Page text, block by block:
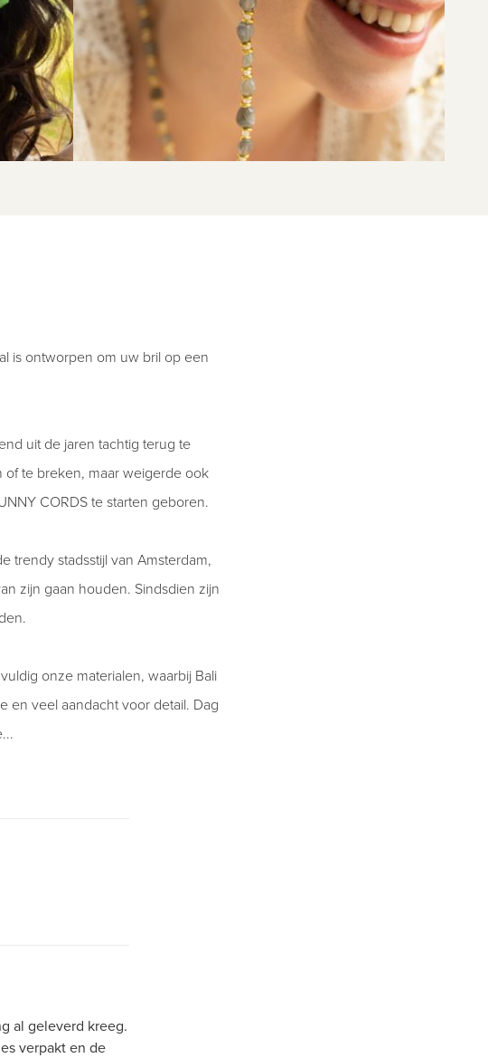
is ontworpen om uw bril op een
uit de jaren tachtig terug te
te breken, maar weigerde ook
CORDS te starten geboren.
trendy stadsstijl van Amsterdam,
zijn gaan houden. Sindsdien zijn
onze materialen, waarbij Bali
en veel aandacht voor detail. Dag
al geleverd kreeg.
verpakt en de